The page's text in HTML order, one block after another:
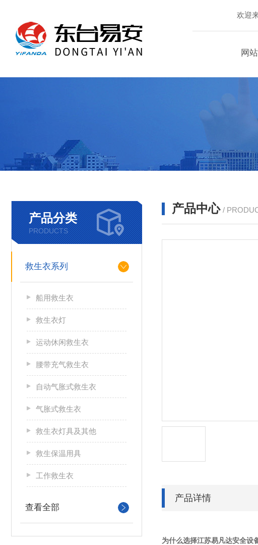
欢迎
网
产品分类
PRODUCTS
救生衣系列
船用救生衣
救生衣灯
运动休闲救生衣
腰带充气救生衣
自动气胀式救生衣
气胀式救生衣
救生衣灯具及其他
救生保温用具
工作救生衣
查看全部
产品中心 /
产品详情
为什么选择江苏易凡达安全设